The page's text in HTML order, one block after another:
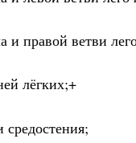
и правой ветви
лёгких;+